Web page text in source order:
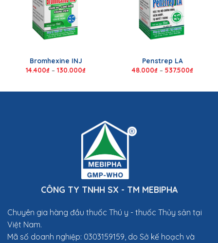
Bromhexine INJ
14.400₫ – 130.000₫
Penstrep LA
48.000₫– 537.500₫
CÔNG TY TNHH SX - TM MEBIPHA
Chuyên gia hàng đầu thuốc Thú y - thuốc Thủy sản tại
Việt Nam.
Mã số doanh nghiệp: 0303159159, do Sở kế hoạch và